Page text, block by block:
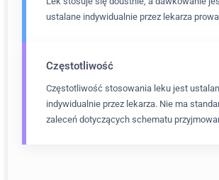
ustalane indywidualnie przez lekarza
Częstotliwość
Częstotliwość stosowania leku jest
indywidualnie przez lekarza. Nie ma
zaleceń dotyczących schematu